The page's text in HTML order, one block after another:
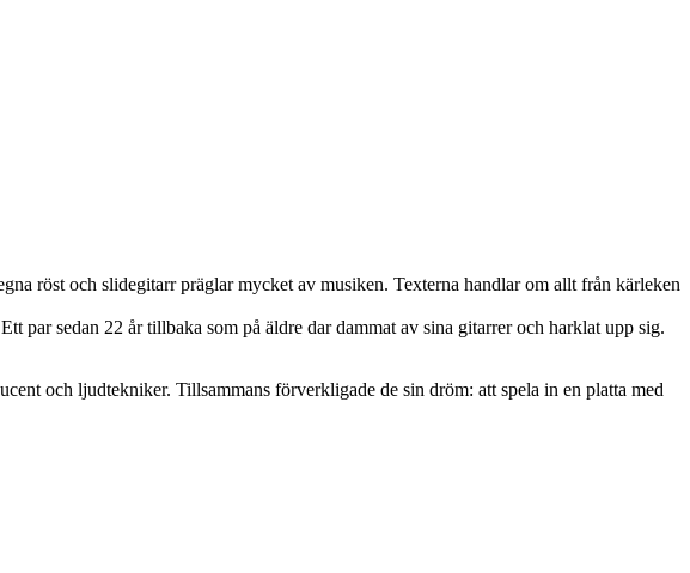
röst och slidegitarr präglar mycket av musiken. Texterna handlar om allt från kärleken
par sedan 22 år tillbaka som på äldre dar dammat av sina gitarrer och harklat upp sig.
och ljudtekniker. Tillsammans förverkligade de sin dröm: att spela in en platta med